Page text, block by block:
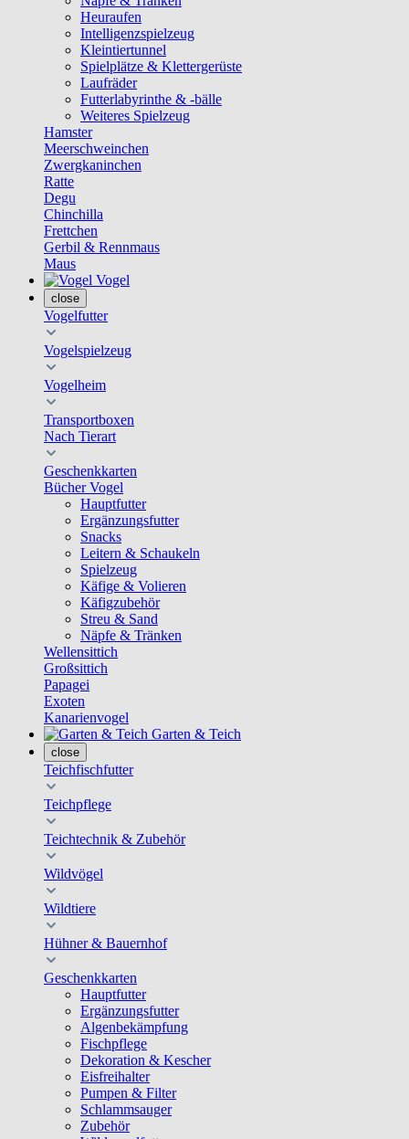
Heuraufen
Intelligenzspielzeug
Kleintiertunnel
Spielplätze & Klettergerüste
Laufräder
Futterlabyrinthe & -bälle
Weiteres Spielzeug
Hamster
Meerschweinchen
Zwergkaninchen
Ratte
Degu
Chinchilla
Frettchen
Gerbil & Rennmaus
Maus
Vogel
close
Vogelfutter
Vogelspielzeug
Vogelheim
Transportboxen
Nach Tierart
Geschenkkarten
Bücher Vogel
Hauptfutter
Ergänzungsfutter
Snacks
Leitern & Schaukeln
Spielzeug
Käfige & Volieren
Käfigzubehör
Streu & Sand
Näpfe & Tränken
Wellensittich
Großsittich
Papagei
Exoten
Kanarienvogel
Garten & Teich
close
Teichfischfutter
Teichpflege
Teichtechnik & Zubehör
Wildvögel
Wildtiere
Hühner & Bauernhof
Geschenkkarten
Hauptfutter
Ergänzungsfutter
Algenbekämpfung
Fischpflege
Dekoration & Kescher
Eisfreihalter
Pumpen & Filter
Schlammsauger
Zubehör